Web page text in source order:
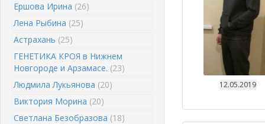
Ершова Ирина (26)
Лена Рыбина (25)
Астрахань (25)
ГЕНЕТИКА КРОЯ в Нижнем
Новгороде и Арзамасе. (23)
Людмила Лукьянова (20)
Виктория Морина (20)
Светлана Безобразова (18)
12.05.2019